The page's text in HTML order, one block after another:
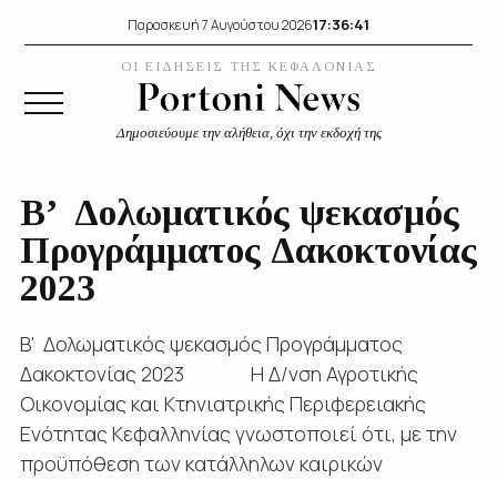
Παρασκευή 7 Αυγούστου 202617:36:42
ΟΙ ΕΙΔΗΣΕΙΣ ΤΗΣ ΚΕΦΑΛΟΝΙΑΣ
Δημοσιεύουμε την αλήθεια, όχι την εκδοχή της
Β’ Δολωματικός ψεκασμός
Προγράμματος Δακοκτονίας
2023
Β' Δολωματικός ψεκασμός Προγράμματος
Δακοκτονίας 2023 Η Δ/νση Αγροτικής
Οικονομίας και Κτηνιατρικής Περιφερειακής
Ενότητας Κεφαλληνίας γνωστοποιεί ότι, με την
προϋπόθεση των κατάλληλων καιρικών